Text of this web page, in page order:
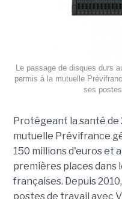
Le passage de disques durs
permis à la mutuelle
ses
Protégeant la santé de
mutuelle Prévifrance
150 millions d'euros et
premières places dans
françaises. Depuis
postes de travail avec